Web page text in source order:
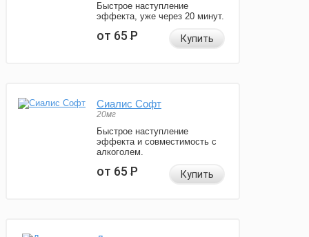
Быстрое наступление
эффекта, уже через 20 минут.
от 65Р Купить
Сиалис Софт
20мг
Быстрое наступление
эффекта и совместимость с
алкоголем.
от 65Р Купить